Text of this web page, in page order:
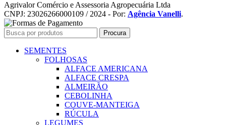
Agrivalor Comércio e Assessoria Agropecuária Ltda
CNPJ: 23026266000109 / 2024 - Por: Agência Vanelli.
Procura
SEMENTES
FOLHOSAS
ALFACE AMERICANA
ALFACE CRESPA
ALMEIRÃO
CEBOLINHA
COUVE-MANTEIGA
RÚCULA
LEGUMES